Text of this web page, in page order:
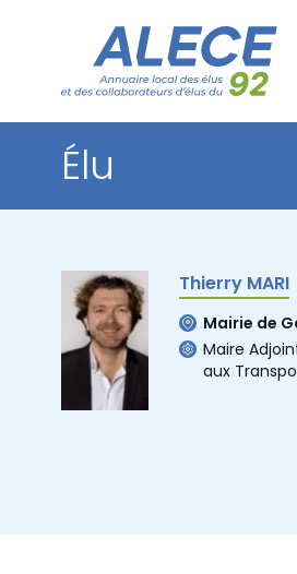
Élu
Thierry MARI
Mairie de
Maire
aux